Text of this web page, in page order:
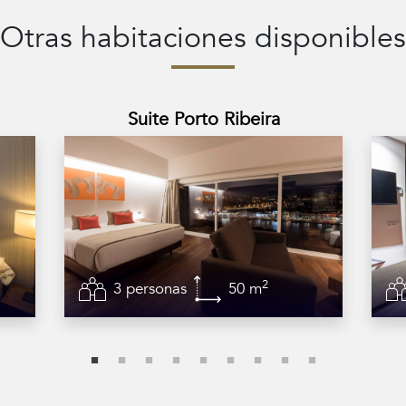
Otras habitaciones disponibles
Suite Porto Ribeira
3 personas 50 m2